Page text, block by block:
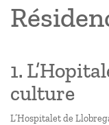
1.
culture
L’Hospitalet de